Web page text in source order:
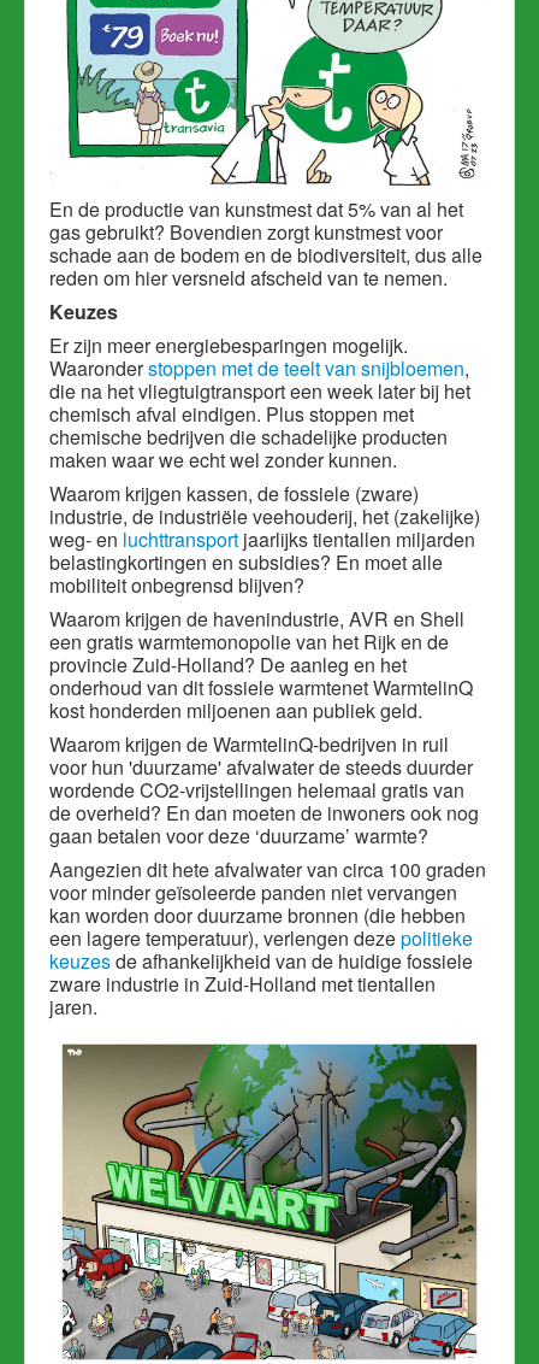
En de productie van kunstmest dat 5% van al het
gas gebruikt? Bovendien zorgt kunstmest voor
schade aan de bodem en de biodiversiteit, dus alle
reden om hier versneld afscheid van te nemen.
Keuzes
Er zijn meer energiebesparingen mogelijk.
Waaronderstoppen met de teelt van snijbloemen,
die na het vliegtuigtransport een week later bij het
chemisch afval eindigen. Plus stoppen met
chemische bedrijven die schadelijke producten
maken waar we echt wel zonder kunnen.
Waarom krijgen kassen, de fossiele (zware)
industrie, de industriële veehouderij, het (zakelijke)
weg- en luchttransport jaarlijks tientallen miljarden
belastingkortingen en subsidies? En moet alle
mobiliteit onbegrensd blijven?
Waarom krijgen de havenindustrie, AVR en Shell
een gratis warmtemonopolie van het Rijk en de
provincie Zuid-Holland? De aanleg en het
onderhoud van ditfossiele warmtenet WarmtelinQ
kost honderden miljoenen aan publiek geld.
Waarom krijgen de WarmtelinQ-bedrijven in ruil
voor hun 'duurzame' afvalwater de steeds duurder
wordende CO2-vrijstellingen helemaal gratis van
de overheid? En dan moeten de inwoners ook nog
gaan betalen voor deze ‘duurzame’ warmte?
Aangezien dit hete afvalwater van circa 100 graden
voor minder geïsoleerde panden niet vervangen
kan worden door duurzame bronnen (die hebben
een lagere temperatuur), verlengen dezepolitieke
keuzesde afhankelijkheid van de huidige fossiele
zware industrie in Zuid-Holland met tientallen
jaren.